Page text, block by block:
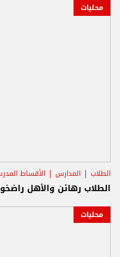
محليات
الطلاب المدارس الأقساط
الطلاب رهائن والأهل
محليات